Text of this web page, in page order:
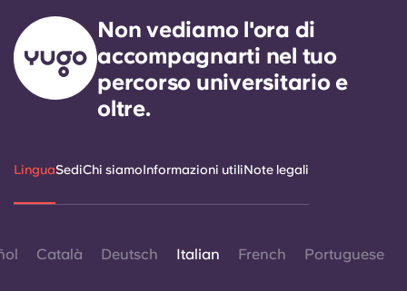
Non vediamo l'ora di
accompagnarti nel tuo
percorso universitario e
oltre.
LinguaSediChi siamoInformazioni utiliNote legali
Català Deutsch Italian French Portuguese